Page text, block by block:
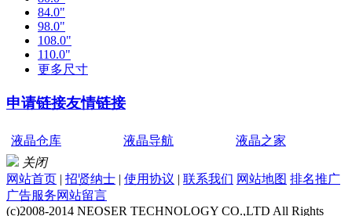
84.0"
98.0"
108.0"
110.0"
更多尺寸
申请链接友情链接
液晶仓库 液晶导航
液晶之家
关闭
网站首页 | 招贤纳士 | 使用协议 | 联系我们 网站地图 排名推广
广告服务网站留言
(c)2008-2014 NEOSER TECHNOLOGY CO.,LTD All Rights